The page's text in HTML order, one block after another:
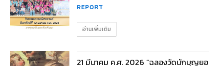
REPORT
อ่านเพิ่มเติม
21 มีนาคม ค.ศ. 2026 “ฉลองวัดนักบุญยอ